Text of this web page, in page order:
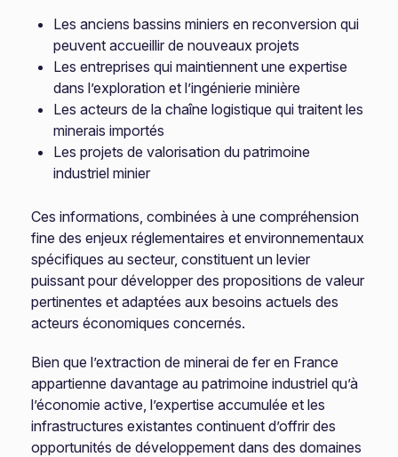
Les anciens bassins miniers en reconversion qui
peuvent accueillir de nouveaux projets
Les entreprises qui maintiennent une expertise
dans l’exploration et l’ingénierie minière
Les acteurs de la chaîne logistique qui traitent les
minerais importés
Les projets de valorisation du patrimoine
industriel minier
Ces informations, combinées à une compréhension
fine des enjeux réglementaires et environnementaux
spécifiques au secteur, constituent un levier
puissant pour développer des propositions de valeur
pertinentes et adaptées aux besoins actuels des
acteurs économiques concernés.
Bien que l’extraction de minerai de fer en France
appartienne davantage au patrimoine industriel qu’à
l’économie active, l’expertise accumulée et les
infrastructures existantes continuent d’offrir des
opportunités de développement dans des domaines